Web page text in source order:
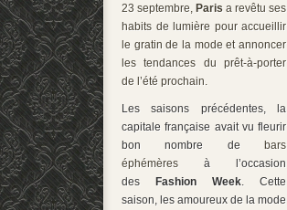
23 septembre, Paris a revêtu ses
habits de lumière pour accueillir
le gratin de la mode et annoncer
les tendances du prêt-à-porter
de l’été prochain.
Les saisons précédentes, la
capitale française avait vu fleurir
bon nombre de bars
éphémères à l’occasion
des Fashion Week . Cette
saison, les amoureux de la mode